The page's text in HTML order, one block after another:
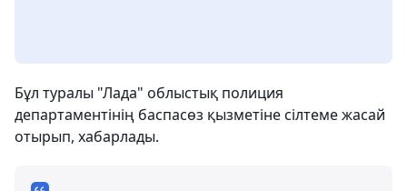
Бұл туралы "Лада" облыстық полиция
департаментінің баспасөз қызметіне сілтеме жасай
отырып, хабарлады.